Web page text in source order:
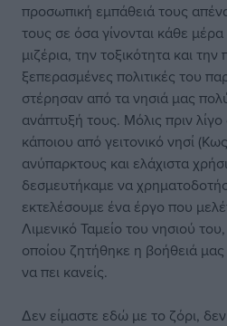
προσωπική εμπάθειά τους
τους σε όσα γίνονται κάθε
μιζέρια, την τοξικότητα και
ξεπερασμένες πολιτικές του
στέρησαν από τα νησιά μας
ανάπτυξή τους. Μόλις πριν
κάποιου από γειτονικό νησί
ανύπαρκτους και ελάχιστα
δεσμευτήκαμε να
εκτελέσουμε ένα έργο που
Λιμενικό Ταμείο του νησιού
οποίου ζητήθηκε η βοήθειά
να πει κανείς.
Δεν είμαστε εδώ με το ζόρι,